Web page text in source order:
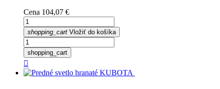
Cena 104,07 €
shopping_cart Vložiť do košíka
shopping_cart
